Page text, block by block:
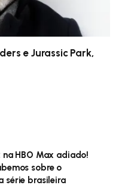
e Jurassic Park,
na HBO Max adiado!
sobre o
série brasileira